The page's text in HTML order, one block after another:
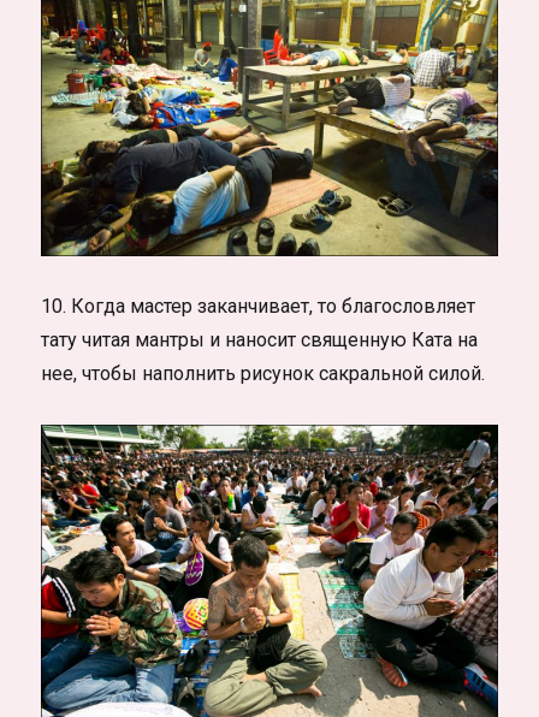
10. Когда мастер заканчивает, то благословляет
тату читая мантры и наносит священную Ката на
нее, чтобы наполнить рисунок сакральной силой.